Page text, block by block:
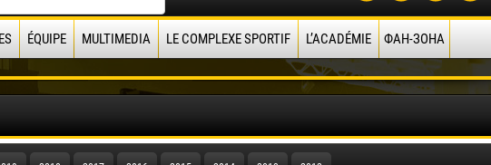
ÉQUIPE MULTIMEDIA LE COMPLEXE SPORTIF L’ACADÉMIE ФАН-ЗОНА